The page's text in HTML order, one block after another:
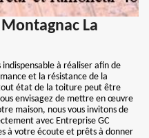
La
à réaliser afin de
et la résistance de la
état de la toiture peut être
envisagez de mettre en œuvre
maison, nous vous invitons de
avec Entreprise GC
à votre écoute et prêts à donner